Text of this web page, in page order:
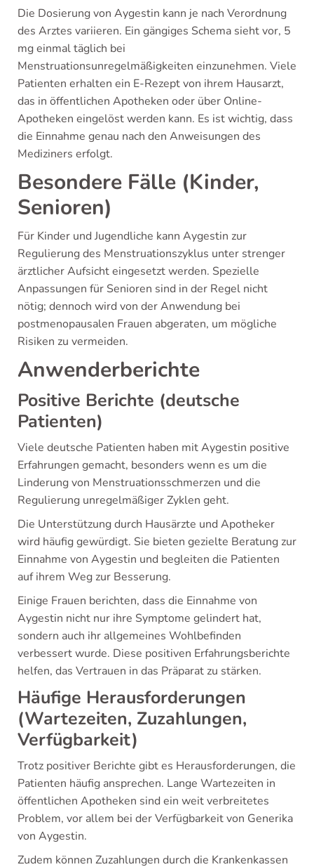
Die Dosierung von Aygestin kann je nach Verordnung
des Arztes variieren. Ein gängiges Schema sieht vor, 5
mg einmal täglich bei
Menstruationsunregelmäßigkeiten einzunehmen. Viele
Patienten erhalten ein E-Rezept von ihrem Hausarzt,
das in öffentlichen Apotheken oder über Online-
Apotheken eingelöst werden kann. Es ist wichtig, dass
die Einnahme genau nach den Anweisungen des
Mediziners erfolgt.
Besondere Fälle (Kinder,
Senioren)
Für Kinder und Jugendliche kann Aygestin zur
Regulierung des Menstruationszyklus unter strenger
ärztlicher Aufsicht eingesetzt werden. Spezielle
Anpassungen für Senioren sind in der Regel nicht
nötig; dennoch wird von der Anwendung bei
postmenopausalen Frauen abgeraten, um mögliche
Risiken zu vermeiden.
Anwenderberichte
Positive Berichte (deutsche
Patienten)
Viele deutsche Patienten haben mit Aygestin positive
Erfahrungen gemacht, besonders wenn es um die
Linderung von Menstruationsschmerzen und die
Regulierung unregelmäßiger Zyklen geht.
Die Unterstützung durch Hausärzte und Apotheker
wird häufig gewürdigt. Sie bieten gezielte Beratung zur
Einnahme von Aygestin und begleiten die Patienten
auf ihrem Weg zur Besserung.
Einige Frauen berichten, dass die Einnahme von
Aygestin nicht nur ihre Symptome gelindert hat,
sondern auch ihr allgemeines Wohlbefinden
verbessert wurde. Diese positiven Erfahrungsberichte
helfen, das Vertrauen in das Präparat zu stärken.
Häufige Herausforderungen
(Wartezeiten, Zuzahlungen,
Verfügbarkeit)
Trotz positiver Berichte gibt es Herausforderungen, die
Patienten häufig ansprechen. Lange Wartezeiten in
öffentlichen Apotheken sind ein weit verbreitetes
Problem, vor allem bei der Verfügbarkeit von Generika
von Aygestin.
Zudem können Zuzahlungen durch die Krankenkassen